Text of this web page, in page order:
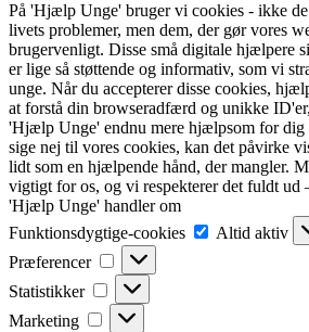
På 'Hjælp Unge' bruger vi cookies - ikke de
livets problemer, men dem, der gør vores
brugervenligt. Disse små digitale hjælpere
er lige så støttende og informativ, som vi
unge. Når du accepterer disse cookies,
at forstå din browseradfærd og unikke
'Hjælp Unge' endnu mere hjælpsom for
sige nej til vores cookies, kan det påvirke
lidt som en hjælpende hånd, der mangler.
vigtigt for os, og vi respekterer det fuldt ud
'Hjælp Unge' handler om
Funktionsdygtige-cookies
cookies
Altid aktiv
Præferencer
Præferencer
Statistikker Statistikker
Marketing Marketing